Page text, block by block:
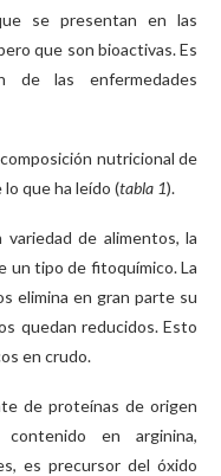
se presentan en las
que son bioactivas. Es
de las enfermedades
nutricional de
que ha leído (tabla 1).
de alimentos, la
un tipo de fitoquímico. La
elimina en gran parte su
quedan reducidos. Esto
en crudo.
de proteínas de origen
en arginina,
es precursor del óxido